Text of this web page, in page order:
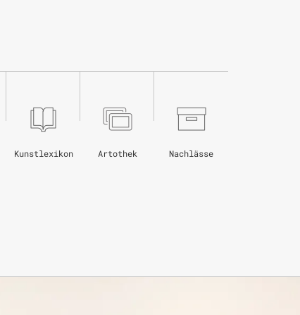
Nachlässe
Artothek
Kunstlexikon